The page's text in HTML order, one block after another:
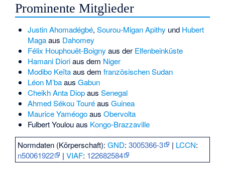
Prominente Mitglieder
Justin Ahomadégbé, Sourou-Migan Apithy und Hubert
Magaaus Dahomey
Félix Houphouët-Boigny aus der Elfenbeinküste
Hamani Dioriaus dem Niger
Modibo Keïtaaus dem französischen Sudan
Léon M’baaus Gabun
Cheikh Anta Diopaus Senegal
Ahmed Sékou Touréaus Guinea
Maurice Yaméogoaus Obervolta
Fulbert Youlouaus Kongo-Brazzaville
Normdaten (Körperschaft):GND:3005366-3 | LCCN:
n50061922
|VIAF: 122682584